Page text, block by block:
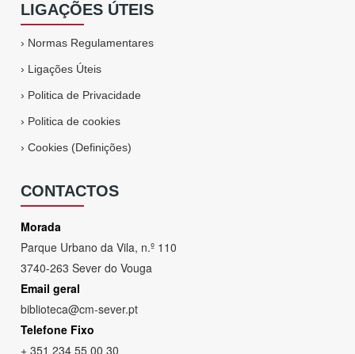
LIGAÇÕES ÚTEIS
› Normas Regulamentares
› Ligações Úteis
› Politica de Privacidade
› Politica de cookies
›Cookies (Definições)
CONTACTOS
Morada
Parque Urbano da Vila, n.º 110
3740-263 Sever do Vouga
Email geral
biblioteca@cm-sever.pt
Telefone Fixo
+ 351 234 55 00 30